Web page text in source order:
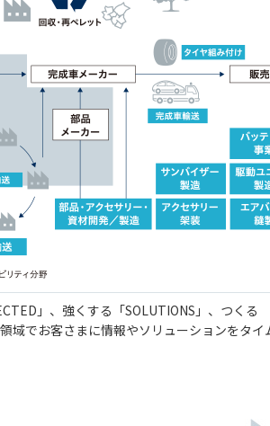
」、強くする「SOLUTIONS」、つくる
域でお客さまに情報やソリューションをタ